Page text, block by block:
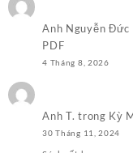
Anh Nguyễn Đức
PDF
4 Tháng 8, 2026
Anh T. trong Kỳ
30 Tháng 11, 2024